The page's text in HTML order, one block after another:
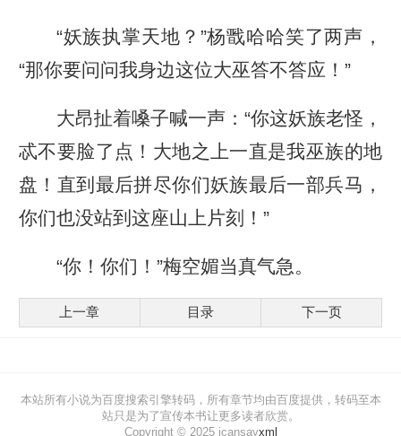
“妖族执掌天地？”杨戬哈哈笑了两声，
“那你要问问我身边这位大巫答不答应！”
大昂扯着嗓子喊一声：“你这妖族老怪，
忒不要脸了点！大地之上一直是我巫族的地
盘！直到最后拼尽你们妖族最后一部兵马，
你们也没站到这座山上片刻！”
“你！你们！”梅空媚当真气急。
上一章 目录 下一页
本站所有小说为百度搜索引擎转码，所有章节均由百度提供，转码至本
站只是为了宣传本书让更多读者欣赏。
Copyright © 2025 icansayxml